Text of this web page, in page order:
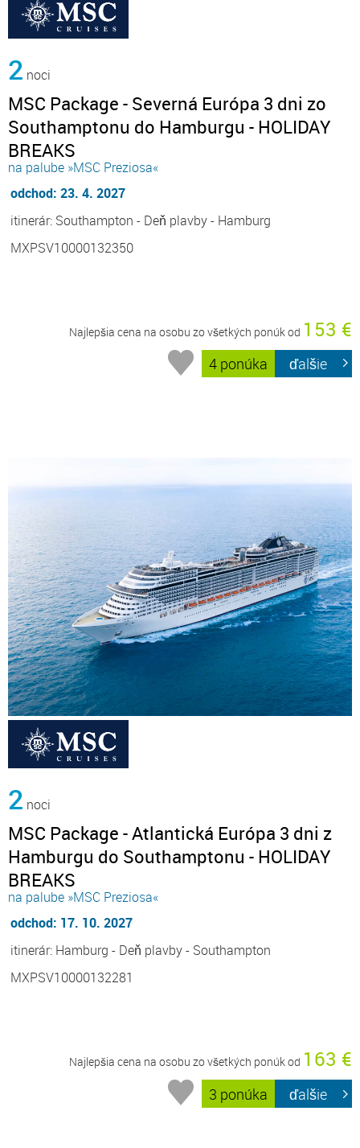
2 noci
MSC Package - Severná Európa 3 dni zo
Southamptonu do Hamburgu - HOLIDAY
BREAKS
na palube »MSC Preziosa«
odchod: 23. 4. 2027
itinerár: Southampton - Deň plavby - Hamburg
MXPSV10000132350
Najlepšia cena na osobu zo všetkých ponúk od 153 €
4 ponúka ďalšie
2 noci
MSC Package - Atlantická Európa 3 dni z
Hamburgu do Southamptonu - HOLIDAY
BREAKS
na palube »MSC Preziosa«
odchod: 17. 10. 2027
itinerár: Hamburg - Deň plavby - Southampton
MXPSV10000132281
Najlepšia cena na osobu zo všetkých ponúk od 163 €
3 ponúka ďalšie